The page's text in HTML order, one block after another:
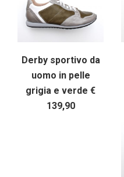
Derby sportivo da
uomo in pelle
grigia e verde €
139,90